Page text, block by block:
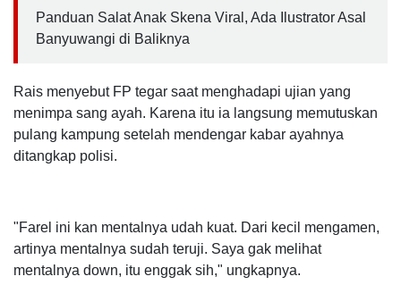
Panduan Salat Anak Skena Viral, Ada Ilustrator Asal
Banyuwangi di Baliknya
Rais menyebut FP tegar saat menghadapi ujian yang
menimpa sang ayah. Karena itu ia langsung memutuskan
pulang kampung setelah mendengar kabar ayahnya
ditangkap polisi.
"Farel ini kan mentalnya udah kuat. Dari kecil mengamen,
artinya mentalnya sudah teruji. Saya gak melihat
mentalnya down, itu enggak sih," ungkapnya.